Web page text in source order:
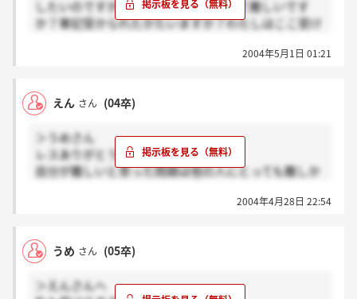
したいのですが、こちらの筆記試験って難しいです
か？筆記受かられたかたいますか？わたしはここ受け
2004年5月1日 01:21
えん さん (04卒)
＞うめさん
レスありがとう。
自分が難しいと思った問題は他の人にとっても難しか
果報を待っていることにします。(T_T)2004年4月28日 22:54
うめ さん (05卒)
＞えんさんへ